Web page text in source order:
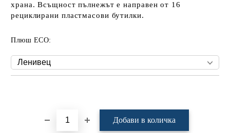
храна. Всъщност пълнежът е направен от 16
рециклирани пластмасови бутилки.
Плюш ECO: